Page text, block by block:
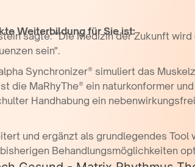
Weiterbildung für Sie ist:
sagte: "Die Medizin der Zukunft wird
sein".
Synchronizer® simuliert das
die MaRhyThe® ein naturkonformer und
Handhabung ein
und ergänzt als grundlegendes Tool
Behandlungsmöglichkeiten